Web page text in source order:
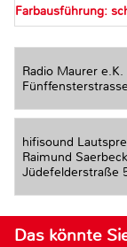
Farbausführung:
Radio Maurer e.K.
hifisound
Raimund Saerbeck
Das könnte